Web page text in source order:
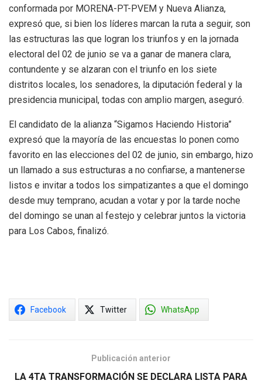
conformada por MORENA-PT-PVEM y Nueva Alianza,
expresó que, si bien los líderes marcan la ruta a seguir, son
las estructuras las que logran los triunfos y en la jornada
electoral del 02 de junio se va a ganar de manera clara,
contundente y se alzaran con el triunfo en los siete
distritos locales, los senadores, la diputación federal y la
presidencia municipal, todas con amplio margen, aseguró.
El candidato de la alianza “Sigamos Haciendo Historia”
expresó que la mayoría de las encuestas lo ponen como
favorito en las elecciones del 02 de junio, sin embargo, hizo
un llamado a sus estructuras a no confiarse, a mantenerse
listos e invitar a todos los simpatizantes a que el domingo
desde muy temprano, acudan a votar y por la tarde noche
del domingo se unan al festejo y celebrar juntos la victoria
para Los Cabos, finalizó.
Facebook Twitter WhatsApp
Publicación anterior
LA 4TA TRANSFORMACIÓN SE DECLARA LISTA PARA